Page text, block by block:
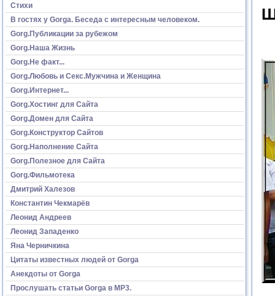
Стихи
В гостях у Gorga. Беседа с интересным человеком.
Gorg.Публикации за рубежом
Gorg.Наша Жизнь
Gorg.Не факт...
Gorg.Любовь и Секс.Мужчина и Женщина
Gorg.Интернет...
Gorg.Хостинг для Сайта
Gorg.Домен для Сайта
Gorg.Конструктор Сайтов
Gorg.Наполнение Сайта
Gorg.Полезное для Сайта
Gorg.Фильмотека
Дмитрий Халезов
Константин Чекмарёв
Леонид Андреев
Леонид Западенко
Яна Черничкина
Цитаты известных людей от Gorga
Анекдоты от Gorga
Прослушать статьи Gorga в МР3.